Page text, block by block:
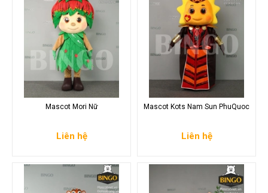
Mascot Mori Nữ
Liên hệ
Mascot Kots Nam Sun PhuQuoc
Liên hệ